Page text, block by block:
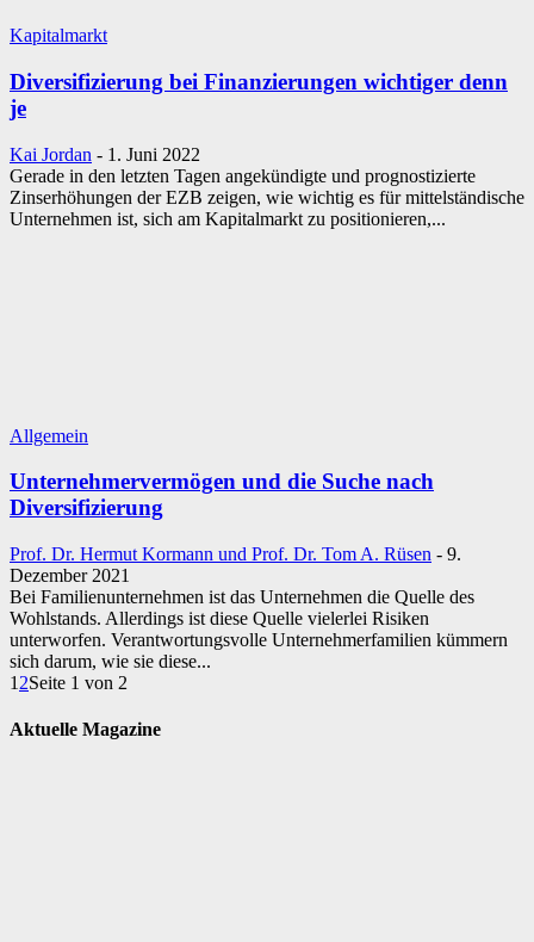
Kapitalmarkt
Diversifizierung bei Finanzierungen wichtiger denn
je
Kai Jordan - 1. Juni 2022
Gerade in den letzten Tagen angekündigte und prognostizierte
Zinserhöhungen der EZB zeigen, wie wichtig es für mittelständische
Unternehmen ist, sich am Kapitalmarkt zu positionieren,...
Allgemein
Unternehmervermögen und die Suche nach
Diversifizierung
Prof. Dr. Hermut Kormann und Prof. Dr. Tom A. Rüsen - 9.
Dezember 2021
Bei Familienunternehmen ist das Unternehmen die Quelle des
Wohlstands. Allerdings ist diese Quelle vielerlei Risiken
unterworfen. Verantwortungsvolle Unternehmerfamilien kümmern
sich darum, wie sie diese...
1 2Seite 1 von 2
Aktuelle Magazine